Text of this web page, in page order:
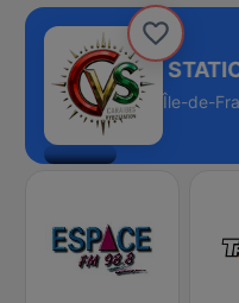
VYBZ
Île-de-